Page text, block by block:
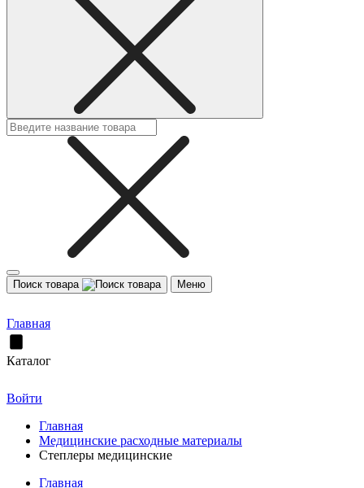
Поиск товара Меню
Главная
Каталог
Войти
Главная
Медицинские расходные материалы
Степлеры медицинские
Главная